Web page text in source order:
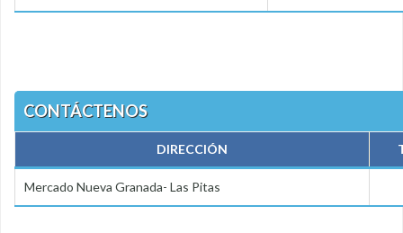
CONTÁCTENOS
DIRECCIÓN
Mercado Nueva Granada- Las Pitas